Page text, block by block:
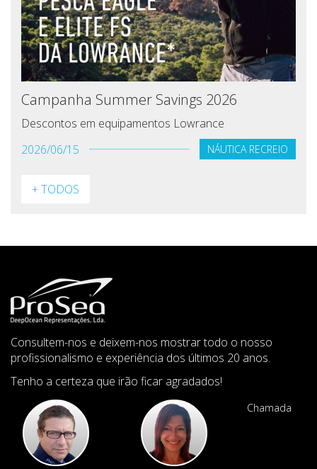
Campanha Summer Savings 2026
Descontos em equipamentos Lowrance
2026/06/15
NÁUTICA RECREIO
+ TODOS
Consultem-nos e deixem-nos mostrar todo o nosso
profissionalismo e experiência dos últimos 20 anos.
Tenho a certeza que irão ficar agradados!
Chamada